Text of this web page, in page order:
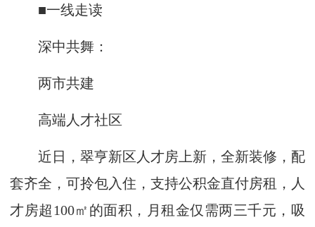
■一线走读
深中共舞：
两市共建
高端人才社区
近日，翠亨新区人才房上新，全新装修，配
套齐全，可拎包入住，支持公积金直付房租，人
才房超100㎡的面积，月租金仅需两三千元，吸